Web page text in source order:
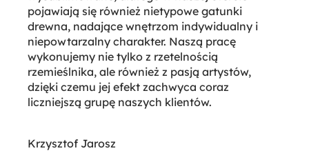
pojawiają się również nietypowe gatunki
drewna, nadające wnętrzom indywidualny i
niepowtarzalny charakter. Naszą pracę
wykonujemy nie tylko z rzetelnością
rzemieślnika, ale również z pasją artystów,
dzięki czemu jej efekt zachwyca coraz
liczniejszą grupę naszych klientów.
Krzysztof Jarosz